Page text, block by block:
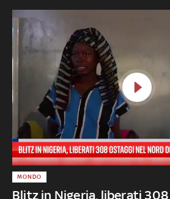
Blitz in Nigeria, liberati
MONDO